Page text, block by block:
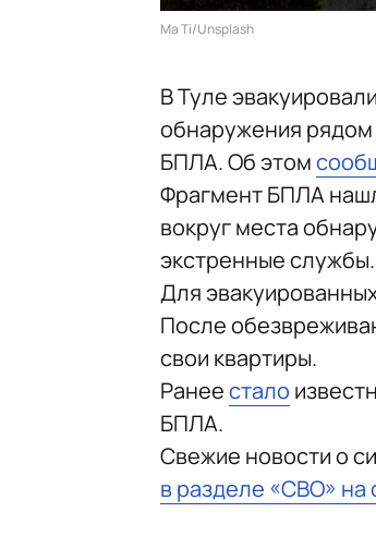
Ma Ti/Unsplash
В Туле
обнаружения рядом
БПЛА. Об этом
Фрагмент БПЛА
вокруг места
экстренные службы.
Для
После
свои квартиры.
Ранеестало
БПЛА.
Свежие новости о
в разделе «СВО» на